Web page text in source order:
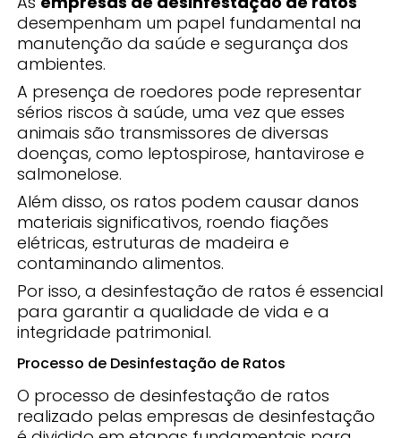
desempenham um papel fundamental na
manutenção da saúde e segurança dos
ambientes.
A presença de roedores pode representar
sérios riscos à saúde, uma vez que esses
animais são transmissores de diversas
doenças, como leptospirose, hantavirose e
salmonelose.
Além disso, os ratos podem causar danos
materiais significativos, roendo fiações
elétricas, estruturas de madeira e
contaminando alimentos.
Por isso, a desinfestação de ratos é essencial
para garantir a qualidade de vida e a
integridade patrimonial.
Processo de Desinfestação de Ratos
O processo de desinfestação de ratos
realizado pelas empresas de desinfestação